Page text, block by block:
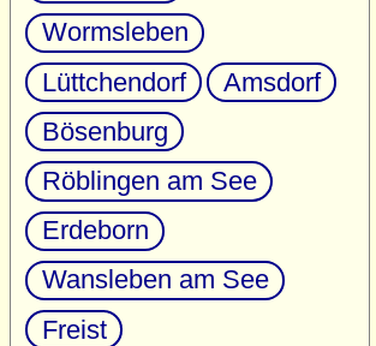
Wormsleben
Lüttchendorf
Amsdorf
Bösenburg
Röblingen am See
Erdeborn
Wansleben am See
Freist